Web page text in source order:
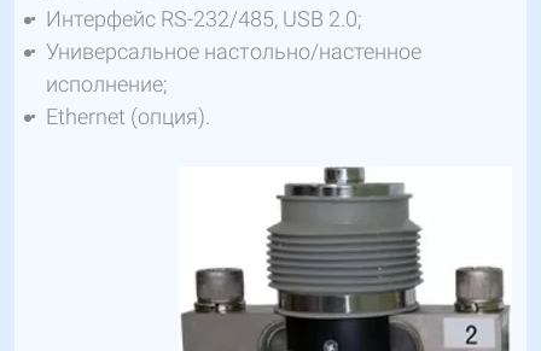
Интерфейс RS-232/485, USB 2.0;
Универсальное настольно/настенное
исполнение;
Ethernet (опция).